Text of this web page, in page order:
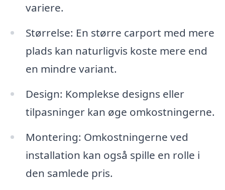
variere.
Størrelse: En større carport med mere
plads kan naturligvis koste mere end
en mindre variant.
Design: Komplekse designs eller
tilpasninger kan øge omkostningerne.
Montering: Omkostningerne ved
installation kan også spille en rolle i
den samlede pris.